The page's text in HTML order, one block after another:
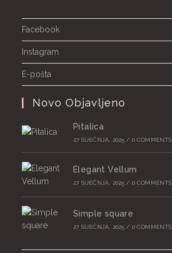
Facebook
Instagram
E-pošta
Novo Objavljeno
Pitalica
27 SIJEČNJA, 2025 / 0 COMMENTS
Elegant Vellum
27 SIJEČNJA, 2025 / 0 COMMENTS
Simple square
27 SIJEČNJA, 2025 / 0 COMMENTS